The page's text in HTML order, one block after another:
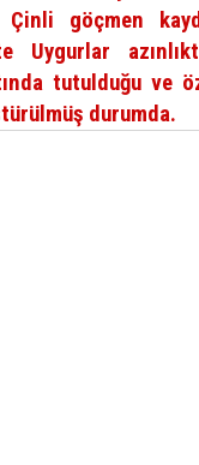
Çinli göçmen
tutulduğu ve
durumda.